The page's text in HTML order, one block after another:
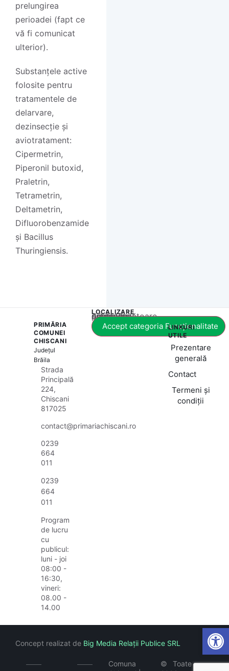
prelungirea
perioadei (fapt ce
vă fi comunicat
ulterior).
Substanțele active
folosite pentru
tratamentele de
delarvare,
dezinsecție și
aviotratament:
Cipermetrin,
Piperonil butoxid,
Praletrin,
Tetrametrin,
Deltametrin,
Difluorobenzamide
și Bacillus
Thuringiensis.
PRIMĂRIA
COMUNEI
CHISCANI
Județul
Brăila
Strada
Principală
224,
Chiscani
817025
contact@primariachiscani.ro
0239
664
011
0239
664
011
Program
de lucru
cu
publicul:
luni - joi
08:00 -
16:30,
vineri:
08.00 -
14.00
LOCALIZARE
Acest conținut este blocat până când acceptați categoria corespunzătoare de cookie-uri.
Accept categoria Funcționalitate
LINKURI
UTILE
Prezentare
generală
Contact
Termeni și
condiții
Comuna
©
Toate
Concept realizat de Big Media Relații Publice SRL